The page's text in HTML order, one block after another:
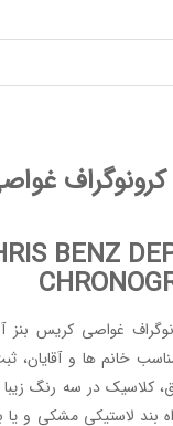
BENZ
غواصی کریس بنز
خانم ها و آقایان،
کلاسیک در سه رنگ
بند لاستیکی مشکی و یا